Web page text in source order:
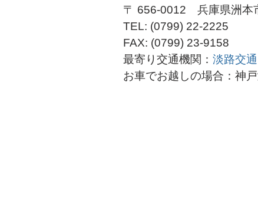
〒 656-0012 兵庫県洲本
TEL: (0799) 22-2225
FAX: (0799) 23-9158
​最寄り交通機関： 淡路交
お車でお越しの場合：神